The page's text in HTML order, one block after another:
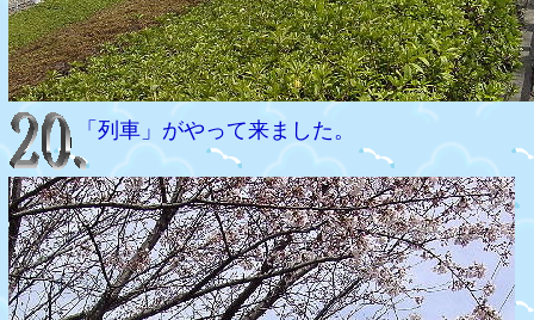
「列車」がやって来ました。